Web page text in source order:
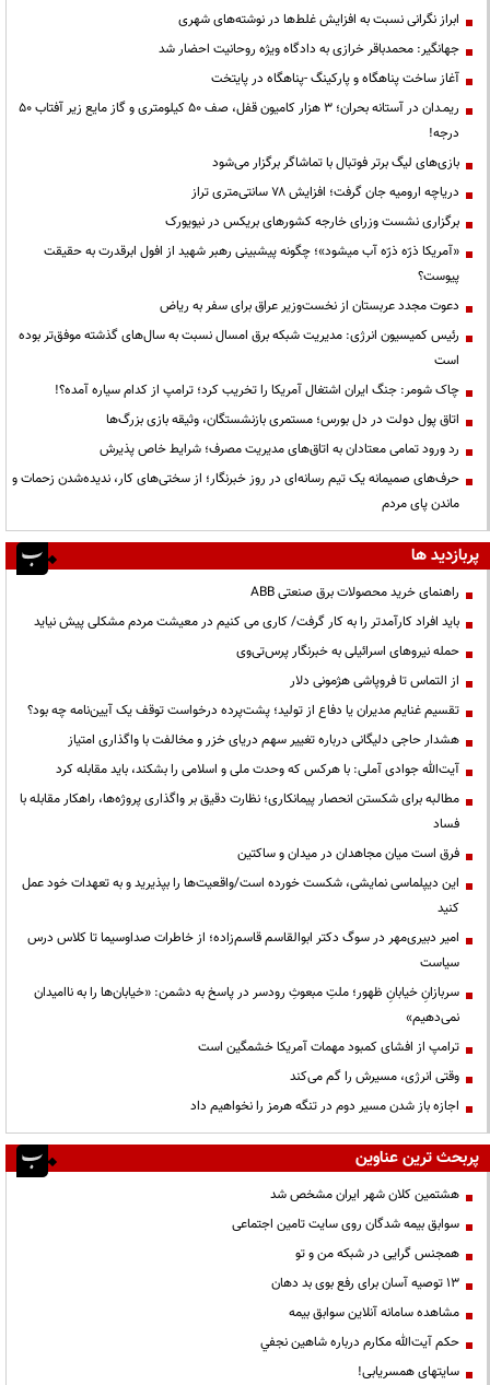
ابراز نگرانی نسبت به افزایش غلط‌ها در نوشته‌های شهری
جهانگیر: محمدباقر خرازی به دادگاه ویژه روحانیت احضار شد
آغاز ساخت پناهگاه و پارکینگ -پناهگاه در پایتخت
ریمـدان در آستانه بحران؛ ۳ هزار کامیون قفل، صف ۵۰ کیلومتری و گاز مایع زیر آفتاب ۵۰
درجه!
بازی‌های لیگ برتر فوتبال با تماشاگر برگزار می‌شود
دریاچه ارومیه جان گرفت؛ افزایش ۷۸ سانتی‌متری تراز
برگزاری نشست وزرای خارجه کشورهای بریکس در نیویورک
«آمریکا ذرّه ذرّه آب میشود»؛ چگونه پیشبینی رهبر شهید از افول ابرقدرت به حقیقت
پیوست؟
دعوت مجدد عربستان از نخست‌وزیر عراق برای سفر به ریاض
رئیس کمیسیون انرژی: مدیریت شبکه برق امسال نسبت به سال‌های گذشته موفق‌تر بوده
است
چاک شومر: جنگ ایران اشتغال آمریکا را تخریب کرد؛ ترامپ از کدام سیاره آمده؟!
اتاق پول دولت در دل بورس؛ مستمری بازنشستگان، وثیقه بازی بزرگ‌ها
رد ورود تمامی معتادان به اتاق‌های مدیریت مصرف؛ شرایط خاص پذیرش
حرف‌های صمیمانه یک تیم رسانه‌ای در روز خبرنگار؛ از سختی‌های کار، ندیده‌شدن زحمات و
ماندن پای مردم
پربازدید ها
راهنمای خرید محصولات برق صنعتی ABB
باید افراد کارآمدتر را به کار گرفت/ کاری می کنیم در معیشت مردم مشکلی پیش نیاید
حمله نیروهای اسرائیلی به خبرنگار پرس‌تی‌وی
از التماس تا فروپاشی هژمونی دلار
تقسیم غنایم مدیران یا دفاع از تولید؛ پشت‌پرده درخواست توقف یک آیین‌نامه چه بود؟
هشدار حاجی دلیگانی درباره تغییر سهم دریای خزر و مخالفت با واگذاری امتیاز
آیت‌الله جوادی آملی: با هرکس که وحدت ملی و اسلامی را بشکند، باید مقابله کرد
مطالبه برای شکستن انحصار پیمانکاری؛ نظارت دقیق بر واگذاری پروژه‌ها، راهکار مقابله با
فساد
فرق است میان مجاهدان در میدان و ساکتین
این دیپلماسی نمایشی، شکست خورده است/واقعیت‌ها را بپذیرید و به تعهدات خود عمل
کنید
امیر دبیری‌مهر در سوگ دکتر ابوالقاسم قاسم‌زاده؛ از خاطرات صداوسیما تا کلاس درس
سیاست
سربازانِ خیابانِ ظهور؛ ملتِ مبعوثِ رودسر در پاسخ به دشمن: «خیابان‌ها را به ناامیدان
نمی‌دهیم»
ترامپ از افشای کمبود مهمات آمریکا خشمگین است
وقتی انرژی، مسیرش را گم می‌کند
اجازه باز شدن مسیر دوم در تنگه هرمز را نخواهیم داد
پربحث ترین عناوین
هشتمین کلان شهر ایران مشخص شد
سوابق بیمه شدگان روی سایت تامین اجتماعی
همجنس گرایی در شبکه من و تو
13 توصیه آسان برای رفع بوی بد دهان
مشاهده سامانه آنلاين سوابق بیمه
حكم آيت‌الله مكارم درباره شاهين نجفي
سایتهای همسریابی!